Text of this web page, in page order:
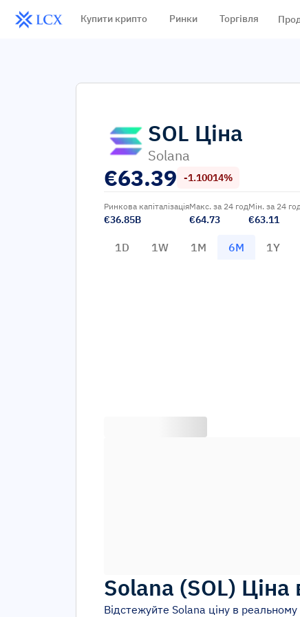
Купити крипто Ринки Торгівля
SOL Ціна
Solana
€63.39 -1.10014%
Ринкова капіталізація
€36.85B
Макс. за 24 год
€64.73
Мін. за 24
€63.11
1D 1W 1M 6M 1Y
Solana (SOL) Ціна
Відстежуйте Solana ціну в реальному